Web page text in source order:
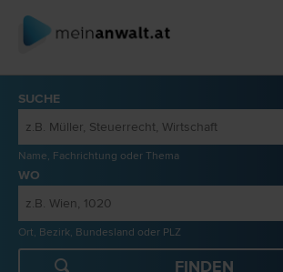
SUCHE
Name, Fachrichtung oder Thema
WO
Ort, Bezirk, Bundesland oder PLZ